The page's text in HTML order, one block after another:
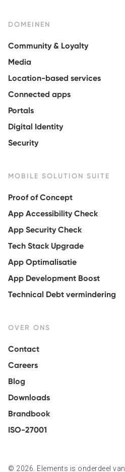
DOMEINEN
Community & Loyalty
Media
Location-based services
Connected apps
Portals
Digital Identity
Security
MOBILE SOLUTION SUITE
Proof of Concept
App Accessibility Check
App Security Check
Tech Stack Upgrade
App Optimalisatie
App Development Boost
Technical Debt vermindering
OVER ONS
Contact
Careers
Blog
Downloads
Brandbook
ISO-27001
© 2026. Elements is onderdeel van